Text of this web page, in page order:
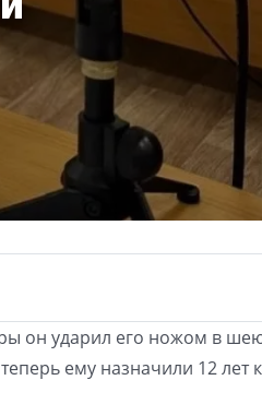
он ударил его ножом в
ему назначили 12 лет